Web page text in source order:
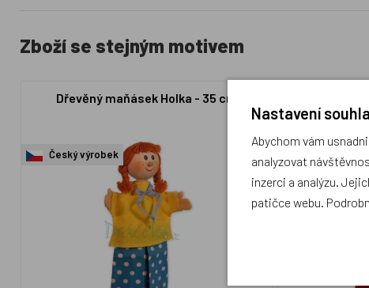
Zboží se stejným motivem
Dřevěný maňásek Holka - 35 cm
Český výrobek Český výrobek
Nastavení
Abychom vám
analyzovat
inzerci a analýzu.
patičce webu.